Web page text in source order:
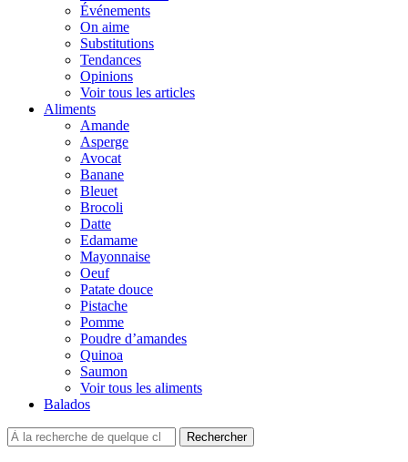
Événements
On aime
Substitutions
Tendances
Opinions
Voir tous les articles
Aliments
Amande
Asperge
Avocat
Banane
Bleuet
Brocoli
Datte
Edamame
Mayonnaise
Oeuf
Patate douce
Pistache
Pomme
Poudre d’amandes
Quinoa
Saumon
Voir tous les aliments
Balados